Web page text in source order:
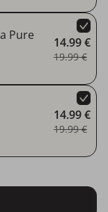
Pure
14.99 €
19.99 €
14.99 €
19.99 €